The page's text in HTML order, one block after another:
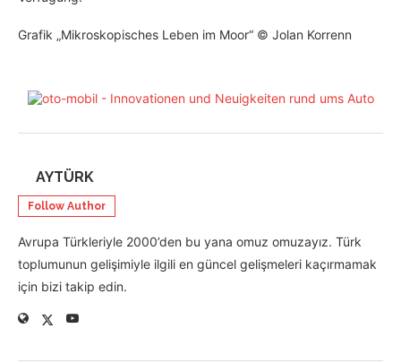
Grafik „Mikroskopisches Leben im Moor“ © Jolan Korrenn
AYTÜRK
Follow Author
Avrupa Türkleriyle 2000’den bu yana omuz omuzayız. Türk
toplumunun gelişimiyle ilgili en güncel gelişmeleri kaçırmamak
için bizi takip edin.